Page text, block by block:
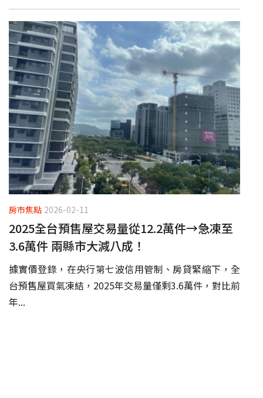
房市焦點 2026-02-11
2025全台預售屋交易量從12.2萬件→急凍至
3.6萬件 兩縣市大減八成！
據實價登錄，在央行第七波信用管制、房貸緊縮下，全
台預售屋買氣凍結，2025年交易量僅剩3.6萬件，對比前
年...